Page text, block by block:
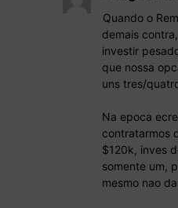
Quando o
demais
investir
que nossa
uns tres/
Na epoca
contratarmos
$120k, inves
somente um,
mesmo nao